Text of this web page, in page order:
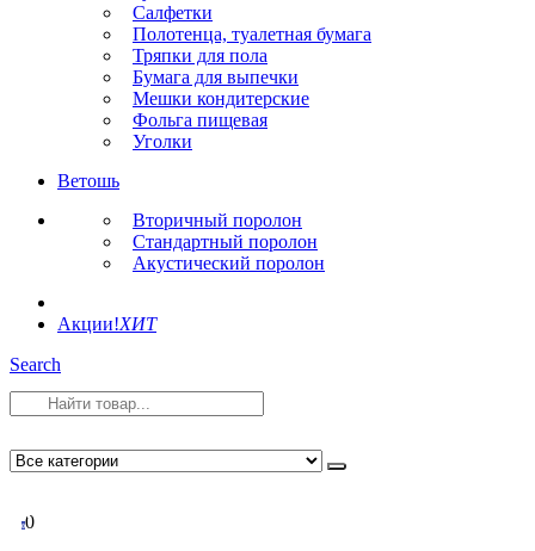
Салфетки
Полотенца, туалетная бумага
Тряпки для пола
Бумага для выпечки
Мешки кондитерские
Фольга пищевая
Уголки
Ветошь
Вторичный поролон
Стандартный поролон
Акустический поролон
Акции!ХИТ
Search
00